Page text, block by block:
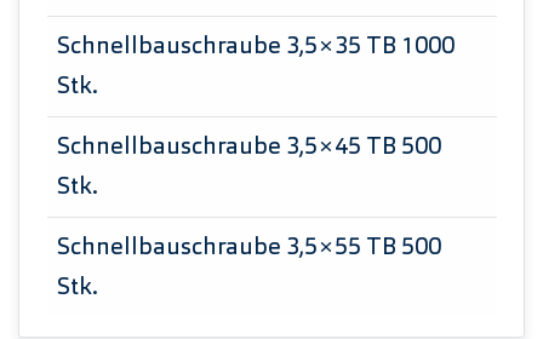
Schnellbauschraube 3,5×35 TB 1000
Stk.
Schnellbauschraube 3,5×45 TB 500
Stk.
Schnellbauschraube 3,5×55 TB 500
Stk.